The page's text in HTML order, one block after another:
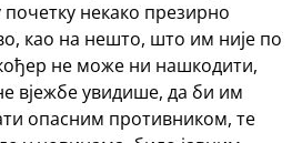
некако презирно
као на нешто, што им није по
не може ни нашкодити,
вјежбе увидише, да би им
опасним противником, те